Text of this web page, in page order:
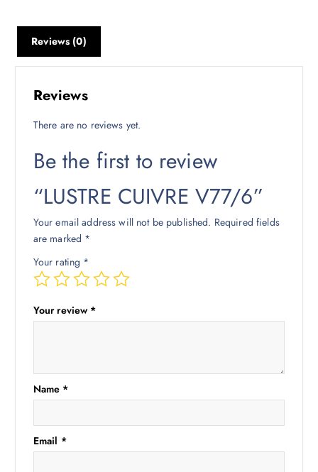
Reviews (0)
Reviews
There are no reviews yet.
Be the first to review
“LUSTRE CUIVRE V77/6”
Your email address will not be published. Required fields
are marked *
Your rating *
Your review *
Name *
Email *